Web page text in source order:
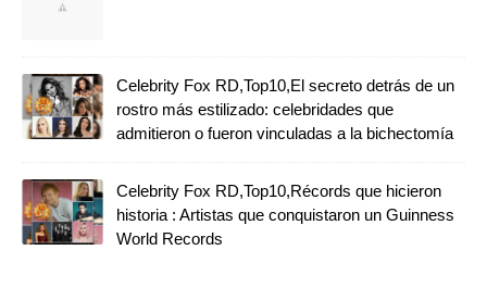
Celebrity Fox RD,Top10,El secreto detrás de un
rostro más estilizado: celebridades que
admitieron o fueron vinculadas a la bichectomía
Celebrity Fox RD,Top10,Récords que hicieron
historia : Artistas que conquistaron un Guinness
World Records